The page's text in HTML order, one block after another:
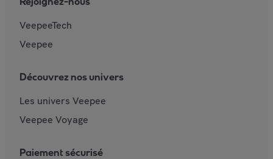
VeepeeTech
Veepee
Découvrez nos univers
Les univers Veepee
Veepee Voyage
Paiement sécurisé